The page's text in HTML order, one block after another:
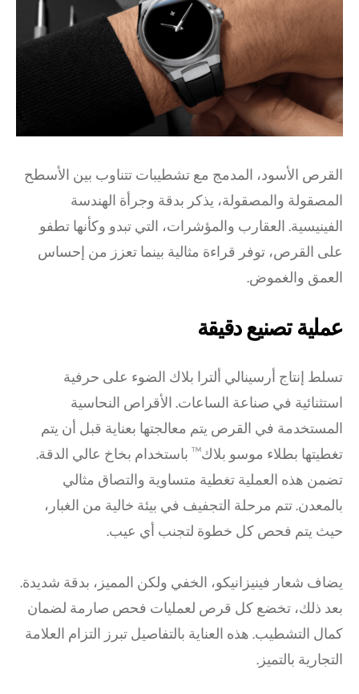
القرص الأسود، المدمج مع تشطيبات تتناوب بين الأسطح
المصقولة والمصقولة، يذكر بدقة وجرأة الهندسة
الفينيسية. العقارب والمؤشرات، التي تبدو وكأنها تطفو
على القرص، توفر قراءة مثالية بينما تعزز من إحساس
العمق والغموض.
عملية تصنيع دقيقة
تسلط إنتاج أرسينالي ألترا بلاك الضوء على حرفية
استثنائية في صناعة الساعات. الأقراص النحاسية
المستخدمة في القرص يتم معالجتها بعناية قبل أن يتم
تغطيتها بطلاء موسو بلاك™ باستخدام بخاخ عالي الدقة.
تضمن هذه العملية تغطية متساوية والتصاق مثالي
بالمعدن. تتم مرحلة التجفيف في بيئة خالية من الغبار،
حيث يتم فحص كل خطوة لتجنب أي عيب.
يضاف شعار فينيزانيكو، الخفي ولكن المميز، بدقة شديدة.
بعد ذلك، تخضع كل قرص لعمليات فحص صارمة لضمان
كمال التشطيب. هذه العناية بالتفاصيل تبرز التزام العلامة
التجارية بالتميز.